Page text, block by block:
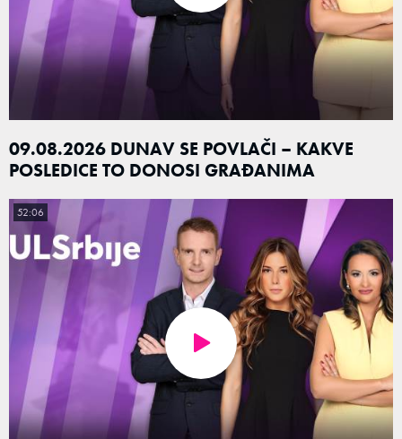
09.08.2026 DUNAV SE POVLAČI – KAKVE
POSLEDICE TO DONOSI GRAĐANIMA
52:06